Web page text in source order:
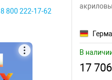
8 800 222-17-62
В
17